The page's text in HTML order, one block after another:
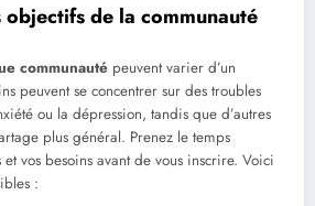
de la communauté
communauté peuvent varier d’un
peuvent se concentrer sur des troubles
ou la dépression, tandis que d’autres
plus général. Prenez le temps
vos besoins avant de vous inscrire. Voici
: